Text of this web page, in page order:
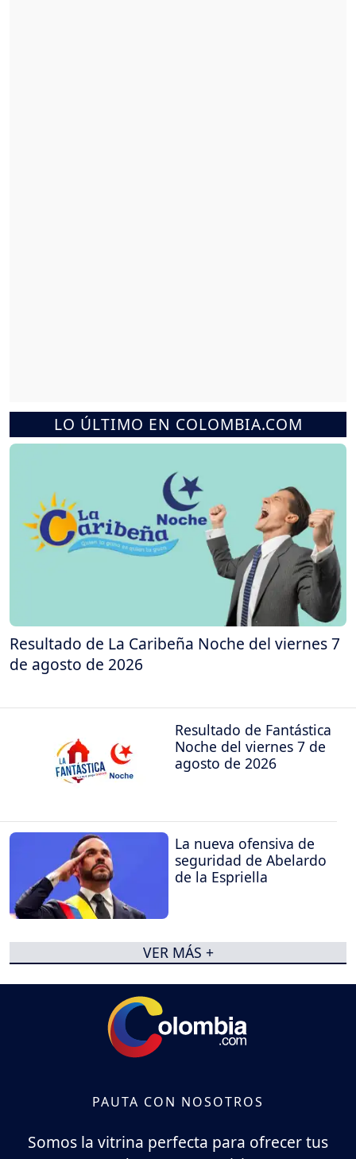
LO ÚLTIMO EN COLOMBIA.COM
Resultado de La Caribeña Noche del viernes 7
de agosto de 2026
Resultado de Fantástica
Noche del viernes 7 de
agosto de 2026
La nueva ofensiva de
seguridad de Abelardo
de la Espriella
VER MÁS +
PAUTA CON NOSOTROS
Somos la vitrina perfecta para ofrecer tus